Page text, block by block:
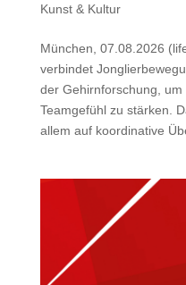
Kunst & Kultur
München, 07.08.2026
verbindet
der Gehirnforschung,
Teamgefühl zu stärken.
allem auf koordinative